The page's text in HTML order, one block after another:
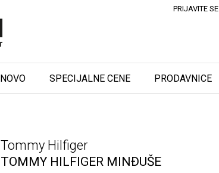
PRIJAVITE SE
NOVO SPECIJALNE CENE PRODAVNICE
Tommy Hilfiger
TOMMY HILFIGER MINĐUŠE